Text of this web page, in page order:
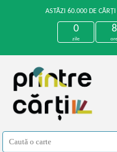
ASTĂZI 60.000 DE
0
zile
8
ore